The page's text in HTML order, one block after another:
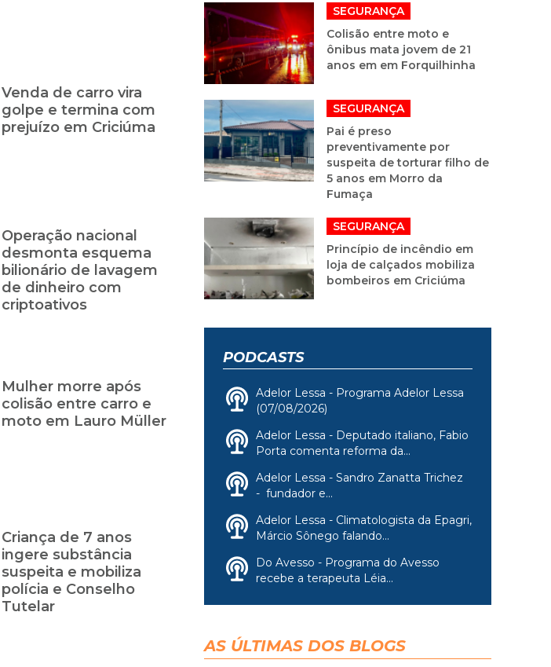
Venda de carro vira
golpe e termina com
prejuízo em Criciúma
Operação nacional
desmonta esquema
bilionário de lavagem
de dinheiro com
criptoativos
Mulher morre após
colisão entre carro e
moto em Lauro Müller
Criança de 7 anos
ingere substância
suspeita e mobiliza
polícia e Conselho
Tutelar
SEGURANÇA
Colisão entre moto e
ônibus mata jovem de 21
anos em em Forquilhinha
SEGURANÇA
Pai é preso
preventivamente por
suspeita de torturar filho de
5 anos em Morro da
Fumaça
SEGURANÇA
Princípio de incêndio em
loja de calçados mobiliza
bombeiros em Criciúma
PODCASTS
Adelor Lessa - Programa Adelor Lessa
(07/08/2026)
Adelor Lessa - Deputado italiano, Fabio
Porta comenta reforma da...
Adelor Lessa - Sandro Zanatta Trichez
- fundador e...
Adelor Lessa - Climatologista da Epagri,
Márcio Sônego falando...
Do Avesso - Programa do Avesso
recebe a terapeuta Léia...
AS ÚLTIMAS DOS BLOGS